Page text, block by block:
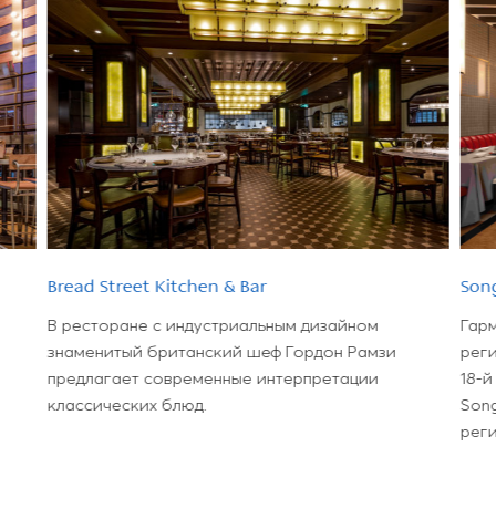
Bread Street Kitchen & Bar
В ресторане с индустриальным дизайном
знаменитый британский шеф Гордон Рамзи
предлагает современные интерпретации
классических блюд.
18-